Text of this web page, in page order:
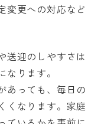
変更への対応など
送迎のしやすさは
ります。
あっても、毎日の
くなります。家庭